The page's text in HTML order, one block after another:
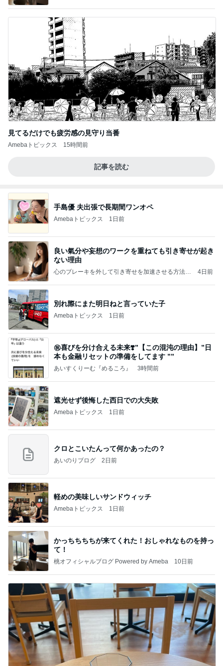
見てるだけでも疲労感の見守り当番
Amebaトピックス 15時間前
記事を読む
手島優 夫出張で長期間ワンオペ
Amebaトピックス 1日前
良い氣分や妄想のワークを重ねても引き寄せが起き
ない理由
心のブレーキを外して引き寄せを加速させる方法：
4日前
別れ際にまた明日ねと言っていた子
Amebaトピックス 1日前
㊗️喜びを分け合える未来❣️”【この混沌の理由】”⽇
本も⾦融リセットの準備をしてます ””
あいすくりーむ『めるころ』 3時間前
遮光せず後悔した西日での大失敗
Amebaトピックス 1日前
クロとこいたんって何かあったの？
あいのりブログ 2日前
軽めの美味しいサンドウィッチ
Amebaトピックス 1日前
かっちちちちが来てくれた！おしゃれなものを持っ
て！
桃オフィシャルブログ Powered by Ameba 10日前